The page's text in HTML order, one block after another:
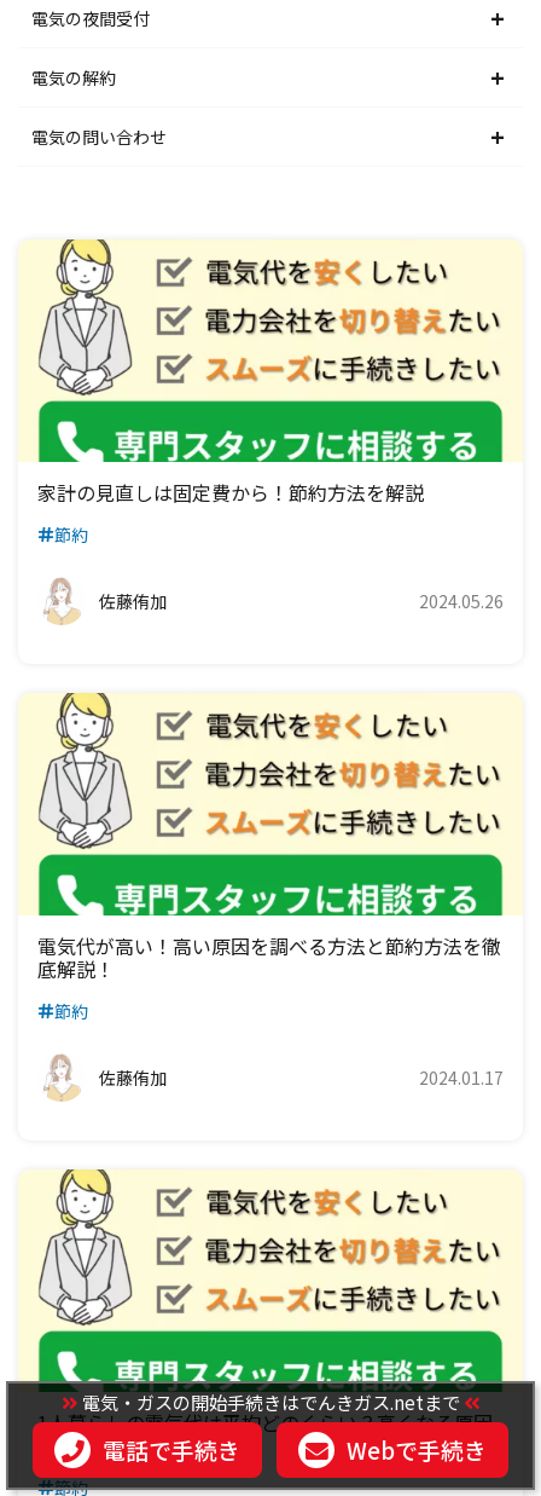
北陸電力エリア
中部電力エリア
関西電力エリア
四国電力エリア
九州電力エリア
東京電力エリア
北陸電力エリア
中部電力エリア
中国電力エリア
四国電力エリア
九州電力エリア
東北電力エリア
東京電力エリア
北陸電力エリア
関西電力エリア
中国電力エリア
四国電力エリア
九州電力エリア
北海道電力エリア
東北電力エリア
東京電力エリア
中部電力エリア
関西電力エリア
中国電力エリア
四国電力エリア
九州電力エリア
電気の夜間受付
北海道電力エリア
東北電力エリア
北陸電力エリア
中部電力エリア
関西電力エリア
中国電力エリア
四国電力エリア
九州電力エリア
電気の解約
北海道電力エリア
東京電力エリア
北陸電力エリア
中部電力エリア
関西電力エリア
中国電力エリア
四国電力エリア
九州電力エリア
電気の問い合わせ
東北電力エリア
東京電力エリア
北陸電力エリア
中部電力エリア
関西電力エリア
中国電力エリア
四国電力エリア
家計の見直しは固定費から！節約方法を解説
節約
佐藤侑加 2024.05.26
電気代が高い！高い原因を調べる方法と節約方法を徹
底解説！
節約
佐藤侑加 2024.01.17
1人暮らしの電気代は平均どのくらい？高くなる原因
や節約方法をご紹介！
節約
電気・ガスの開始手続きはでんきガス.netまで
電話で手続き Webで手続き